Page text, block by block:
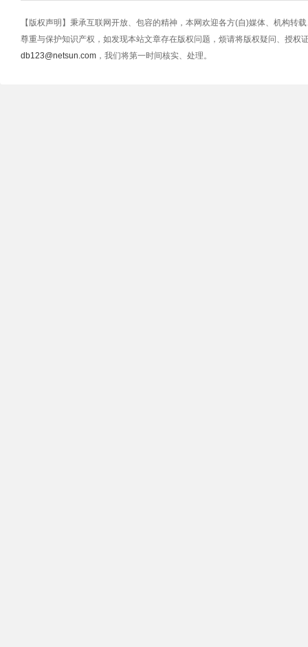
【版权声明】秉承互联网开放、包容的精神，本网欢迎各方(自)媒体、机构转
尊重与保护知识产权，如发现本站文章存在版权问题，烦请将版权疑问、授权
db123@netsun.com ，我们将第一时间核实、处理。